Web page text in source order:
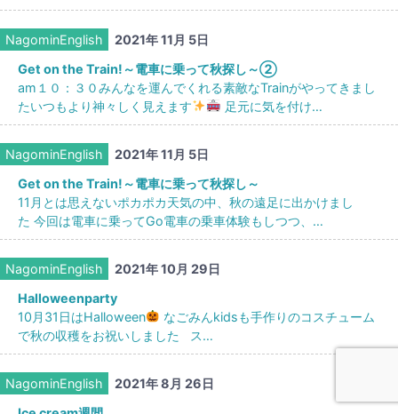
NagominEnglish
2021年 11月 5日
Get on the Train!～電車に乗って秋探し～②
am１０：３０みんなを運んでくれる素敵なTrainがやってきまし
たいつもより神々しく見えます
足元に気を付け…
NagominEnglish
2021年 11月 5日
Get on the Train!～電車に乗って秋探し～
11月とは思えないポカポカ天気の中、秋の遠足に出かけまし
た 今回は電車に乗ってGo電車の乗車体験もしつつ、…
NagominEnglish
2021年 10月 29日
Halloweenparty
10月31日はHalloween
なごみんkidsも手作りのコスチューム
で秋の収穫をお祝いしました ス…
NagominEnglish
2021年 8月 26日